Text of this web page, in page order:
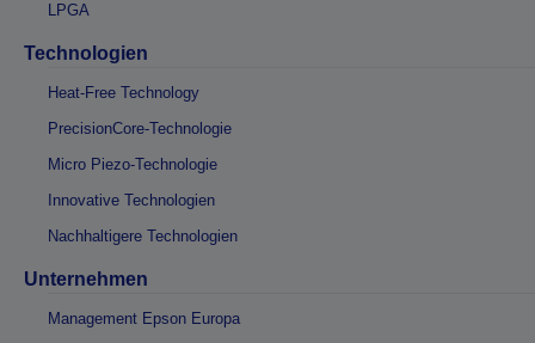
LPGA
Technologien
Heat-Free Technology
PrecisionCore-Technologie
Micro Piezo-Technologie
Innovative Technologien
Nachhaltigere Technologien
Unternehmen
Management Epson Europa